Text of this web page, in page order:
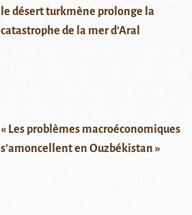
le désert turkmène prolonge la
catastrophe de la mer d’Aral
« Les problèmes macroéconomiques
s’amoncellent en Ouzbékistan »